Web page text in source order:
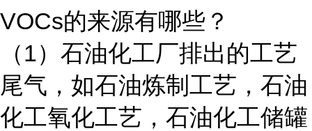
VOCs的来源有哪些？
（1）石油化工厂排出的工艺
尾气，如石油炼制工艺，石油
化工氧化工艺，石油化工储罐